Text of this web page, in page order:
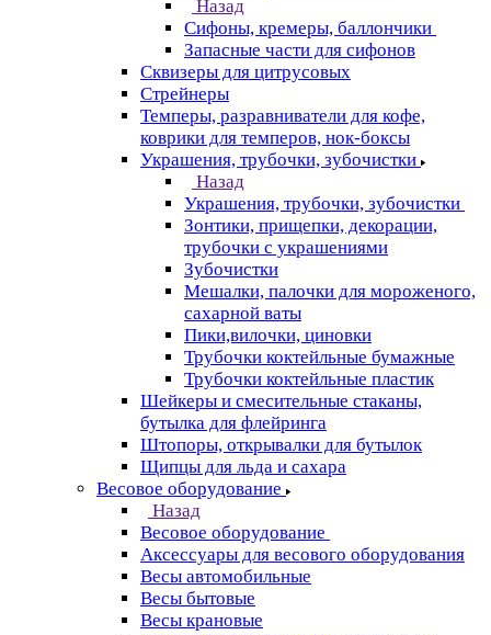
Назад
Сифоны, кремеры, баллончики
Запасные части для сифонов
Сквизеры для цитрусовых
Стрейнеры
Темперы, разравниватели для кофе,
коврики для темперов, нок-боксы
Украшения, трубочки, зубочистки
Назад
Украшения, трубочки, зубочистки
Зонтики, прищепки, декорации,
трубочки с украшениями
Зубочистки
Мешалки, палочки для мороженого,
сахарной ваты
Пики,вилочки, циновки
Трубочки коктейльные бумажные
Трубочки коктейльные пластик
Шейкеры и смесительные стаканы,
бутылка для флейринга
Штопоры, открывалки для бутылок
Щипцы для льда и сахара
Весовое оборудование
Назад
Весовое оборудование
Аксессуары для весового оборудования
Весы автомобильные
Весы бытовые
Весы крановые